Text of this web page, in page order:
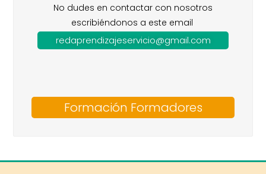
No dudes en contactar con nosotros
escribiéndonos a este email
redaprendizajeservicio@gmail.com
Formación Formadores